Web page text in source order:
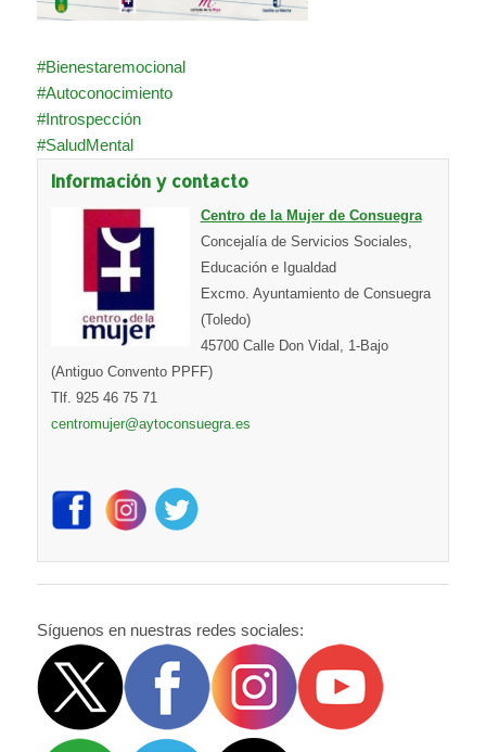
#Bienestaremocional
#Autoconocimiento
#Introspección
#SaludMental
Información y contacto
Centro de la Mujer de Consuegra
Concejalía de Servicios Sociales,
Educación e Igualdad
Excmo. Ayuntamiento de Consuegra
(Toledo)
45700 Calle Don Vidal, 1-Bajo
(Antiguo Convento PPFF)
Tlf. 925 46 75 71
centromujer@aytoconsuegra.es
Síguenos en nuestras redes sociales: